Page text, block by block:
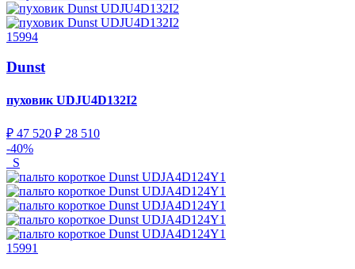
15994
Dunst
пуховик UDJU4D132I2
₽ 47 520 ₽ 28 510
-40%
S
15991